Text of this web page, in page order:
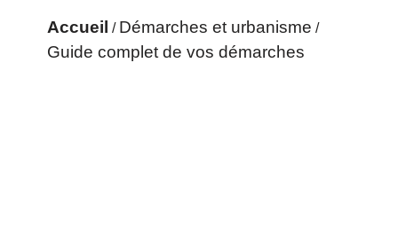
Accueil / Démarches et urbanisme /
Guide complet de vos démarches